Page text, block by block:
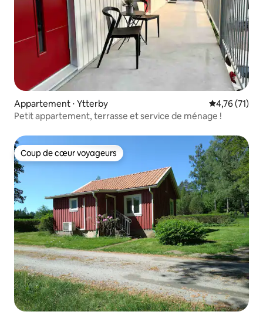
Appartement ⋅ Ytterby Évaluation
4,76 (71)
Petit appartement, terrasse et service de ménage !
Coup de cœur voyageurs
Coup de cœur voyageurs